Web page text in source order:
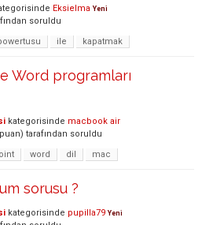
Eksielma Yeni
soruldu
ile kapatmak
Word programları
kategorisinde macbook air
puan) tarafından soruldu
word dil mac
sorusu ?
kategorisinde pupilla79 Yeni